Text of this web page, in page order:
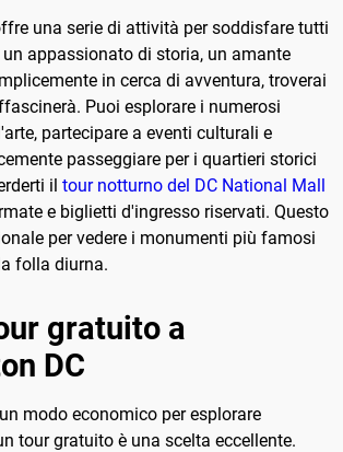
una serie di attività per soddisfare tutti
appassionato di storia, un amante
in cerca di avventura, troverai
Puoi esplorare i numerosi
partecipare a eventi culturali e
passeggiare per i quartieri storici
il tour notturno del DC National Mall
e biglietti d'ingresso riservati. Questo
per vedere i monumenti più famosi
folla diurna.
gratuito a
DC
modo economico per esplorare
tour gratuito è una scelta eccellente.